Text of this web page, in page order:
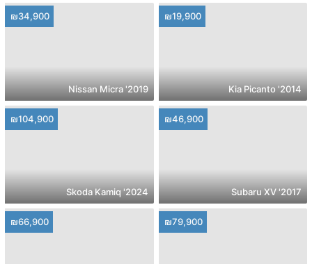
₪19,900
2014' Kia Picanto
₪34,900
2019' Nissan Micra
₪46,900
2017' Subaru XV
₪104,900
2024' Skoda Kamiq
₪79,900
₪66,900